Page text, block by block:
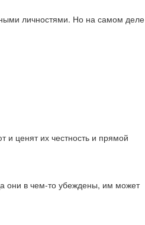
личностями. Но на самом деле
и ценят их честность и прямой
они в чем-то убеждены, им может